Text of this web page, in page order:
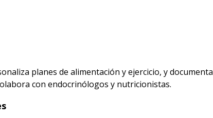
planes de alimentación y ejercicio, y documenta
con endocrinólogos y nutricionistas.